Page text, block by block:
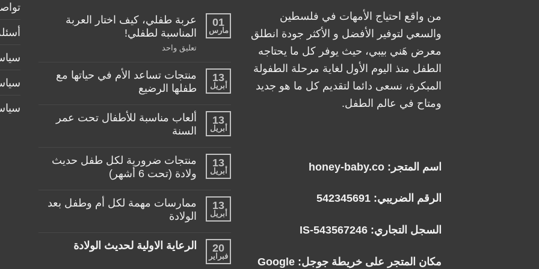
من واقع احتياج الأمهات في فلسطين
والسعي لتوفير الأفضل و الأكثر جودة انطلق
معرض هَني بيبي، حيث يوفر كل ما يحتاجه
الطفل منذ اليوم الأول لغاية مرحلة الطفولة
المبكرة، نسعى دائما لتقديم كل ما هو جديد
ومتاح في عالم الطفل.
اسم المتجر: honey-baby.co
الرقم الضريبي: 542345691
السجل التجاري: IS-543567246
مكان المتجر على خريطة جوجل: Google
01
مارس
عربة طفلي، كيف اختار العربة
المناسبة لطفلي!
تعليق واحد
كيف
العربة
13
أبريل
منتجات تساعد الأم في حياتها مع
طفلها الرضيع
توجد
تعليقات
على
منتجات
في
حياتها
مع
الرضيع
13
أبريل
ألعاب مناسبة للأطفال تحت عمر
السنة
تعليقات
على
ألعاب
للأطفال
تحت
عمر
السنة
13
أبريل
منتجات ضرورية لكل طفل حديث
ولادة (تحت 6 أشهر)
توجد
تعليقات
على
منتجات
لكل
طفل
13
أبريل
ممارسات مهمة لكل أم وطفل بعد
الولادة
توجد
تعليقات
20
فبراير
الرعاية الاولية لحديث الولادة